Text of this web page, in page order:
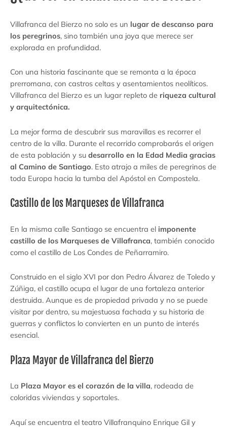
Villafranca del Bierzo no solo es un lugar de descanso para
los peregrinos, sino también una joya que merece ser
explorada en profundidad.
Con una historia fascinante que se remonta a la época
prerromana, con castros celtas y asentamientos neolíticos.
Villafranca del Bierzo es un lugar repleto de riqueza cultural
y arquitectónica.
La mejor forma de descubrir sus maravillas es recorrer el
centro de la villa. Durante el recorrido comprobarás el origen
de esta población y su desarrollo en la Edad Media gracias
al Camino de Santiago. Esto atrajo a miles de peregrinos de
toda Europa hacia la tumba del Apóstol en Compostela.
Castillo de los Marqueses de Villafranca
En la misma calle Santiago se encuentra el imponente
castillo de los Marqueses de Villafranca, también conocido
como el castillo de Los Condes de Peñarramiro.
Construido en el siglo XVI por don Pedro Álvarez de Toledo y
Zúñiga, el castillo ocupa el lugar de una fortaleza anterior
destruida. Aunque es de propiedad privada y no se puede
visitar por dentro, su majestuosa fachada y su historia de
guerras y conflictos lo convierten en un punto de interés
esencial.
Plaza Mayor de Villafranca del Bierzo
La Plaza Mayor es el corazón de la villa, rodeada de
coloridas viviendas y soportales.
Aquí se encuentra el teatro Villafranquino Enrique Gil y